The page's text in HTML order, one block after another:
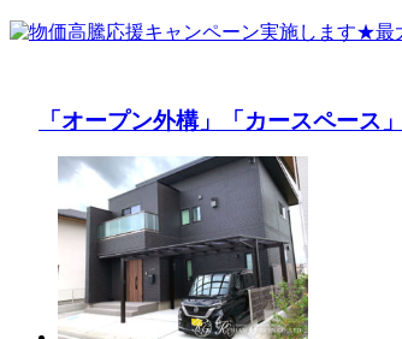
「オープン外構」 「カースペース」